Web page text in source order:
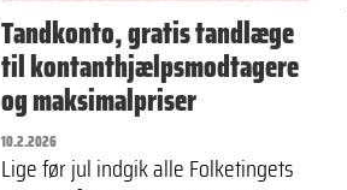
Tandkonto, gratis tandlæge
til kontanthjælpsmodtagere
og maksimalpriser
10.2.2026
Lige før jul indgik alle Folketingets